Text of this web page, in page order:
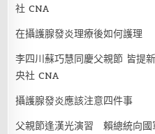
社 CNA
在攝護腺發炎理療後如何護理
李四川蘇巧慧同慶父親節 皆提
央社 CNA
攝護腺發炎應該注意四件事
父親節逢漢光演習 賴總統向